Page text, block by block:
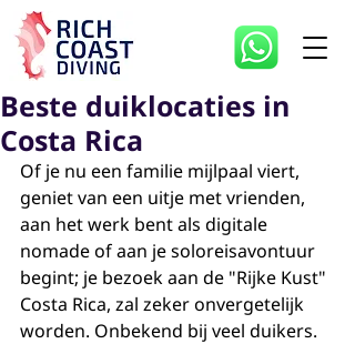
Beste duiklocaties in
Costa Rica
Of je nu een familie mijlpaal viert,
geniet van een uitje met vrienden,
aan het werk bent als digitale
nomade of aan je soloreisavontuur
begint; je bezoek aan de "Rijke Kust"
Costa Rica, zal zeker onvergetelijk
worden. Onbekend bij veel duikers.